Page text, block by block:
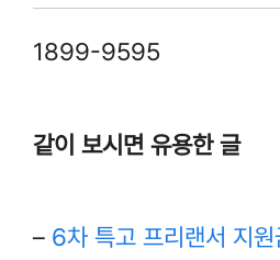
1899-9595
같이 보시면 유용한 글
– 6차 특고 프리랜서 지원